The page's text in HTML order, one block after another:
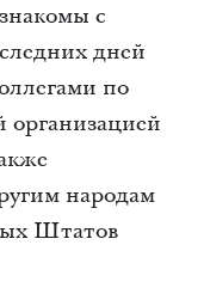
с
дней
по
организацией
народам
Штатов